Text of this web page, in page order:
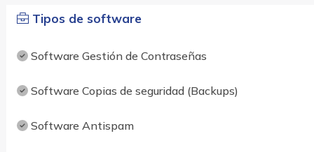
Tipos de software
Software Gestión de Contraseñas
Software Copias de seguridad (Backups)
Software Antispam